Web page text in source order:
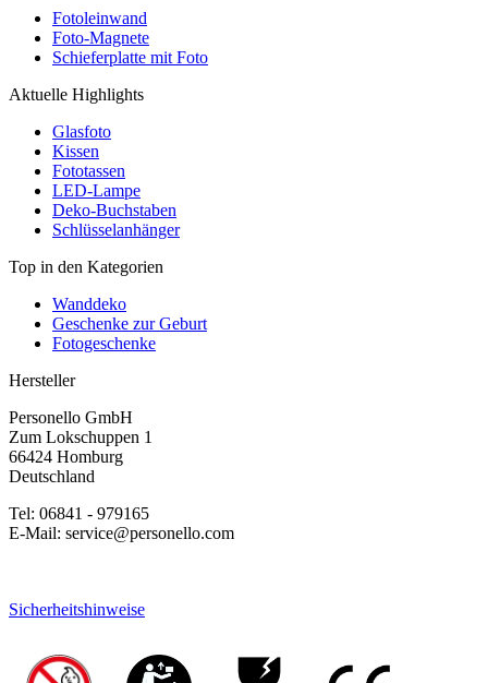
Fotoleinwand
Foto-Magnete
Schieferplatte mit Foto
Aktuelle Highlights
Glasfoto
Kissen
Fototassen
LED-Lampe
Deko-Buchstaben
Schlüsselanhänger
Top in den Kategorien
Wanddeko
Geschenke zur Geburt
Fotogeschenke
Hersteller
Personello GmbH
Zum Lokschuppen 1
66424 Homburg
Deutschland
Tel: 06841 - 979165
E-Mail: service@personello.com
Sicherheitshinweise